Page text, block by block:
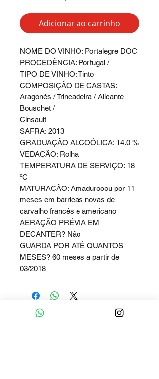
Adicionar ao carrinho
NOME DO VINHO: Portalegre DOC
PROCEDÊNCIA: Portugal /
TIPO DE VINHO: Tinto
COMPOSIÇÃO DE CASTAS:
Aragonês / Trincadeira / Alicante
Bouschet /
Cinsault
SAFRA: 2013
GRADUAÇÃO ALCOÓLICA: 14.0 %
VEDAÇÃO: Rolha
TEMPERATURA DE SERVIÇO: 18
ºC
MATURAÇÃO: Amadureceu por 11
meses em barricas novas de
carvalho francês e americano
AERAÇÃO PRÉVIA EM
DECANTER? Não
GUARDA POR ATÉ QUANTOS
MESES? 60 meses a partir de
03/2018
Clique e fale conosco